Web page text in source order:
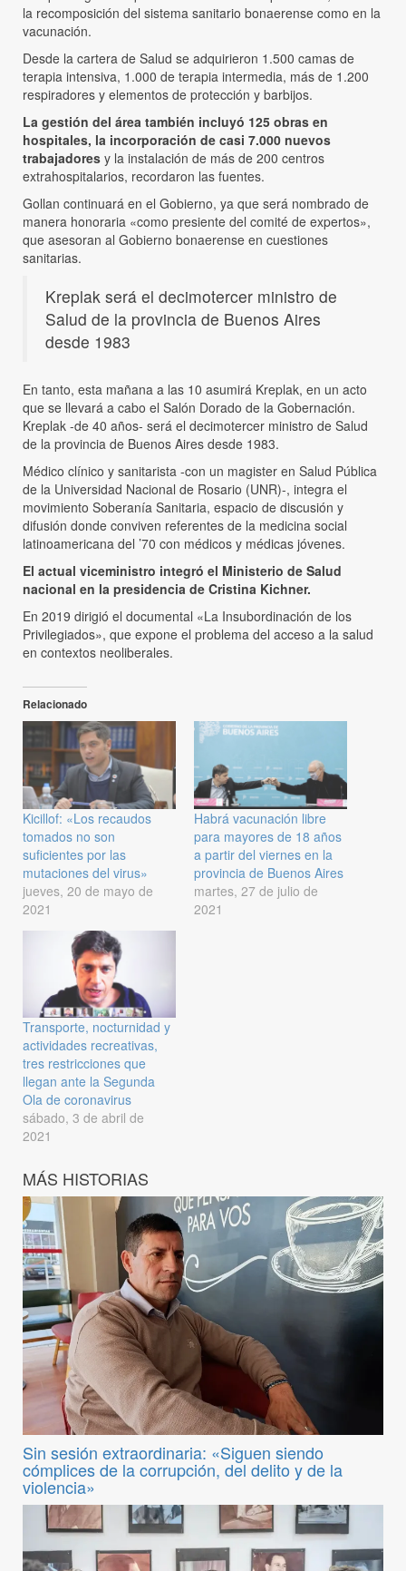
la recomposición del sistema sanitario bonaerense como en la
vacunación.
Desde la cartera de Salud se adquirieron 1.500 camas de
terapia intensiva, 1.000 de terapia intermedia, más de 1.200
respiradores y elementos de protección y barbijos.
La gestión del área también incluyó 125 obras en
hospitales, la incorporación de casi 7.000 nuevos
trabajadores y la instalación de más de 200 centros
extrahospitalarios, recordaron las fuentes.
Gollan continuará en el Gobierno, ya que será nombrado de
manera honoraria «como presiente del comité de expertos»,
que asesoran al Gobierno bonaerense en cuestiones
sanitarias.
Kreplak será el decimotercer ministro de
Salud de la provincia de Buenos Aires
desde 1983
En tanto, esta mañana a las 10 asumirá Kreplak, en un acto
que se llevará a cabo el Salón Dorado de la Gobernación.
Kreplak -de 40 años- será el decimotercer ministro de Salud
de la provincia de Buenos Aires desde 1983.
Médico clínico y sanitarista -con un magister en Salud Pública
de la Universidad Nacional de Rosario (UNR)-, integra el
movimiento Soberanía Sanitaria, espacio de discusión y
difusión donde conviven referentes de la medicina social
latinoamericana del ’70 con médicos y médicas jóvenes.
El actual viceministro integró el Ministerio de Salud
nacional en la presidencia de Cristina Kichner.
En 2019 dirigió el documental «La Insubordinación de los
Privilegiados», que expone el problema del acceso a la salud
en contextos neoliberales.
Relacionado
Kicillof: «Los recaudos
tomados no son
suficientes por las
mutaciones del virus»
jueves, 20 de mayo de
2021
Habrá vacunación libre
para mayores de 18 años
a partir del viernes en la
provincia de Buenos Aires
martes, 27 de julio de
2021
Transporte, nocturnidad y
actividades recreativas,
tres restricciones que
llegan ante la Segunda
Ola de coronavirus
sábado, 3 de abril de
2021
MÁS HISTORIAS
Sin sesión extraordinaria: «Siguen siendo
cómplices de la corrupción, del delito y de la
violencia»